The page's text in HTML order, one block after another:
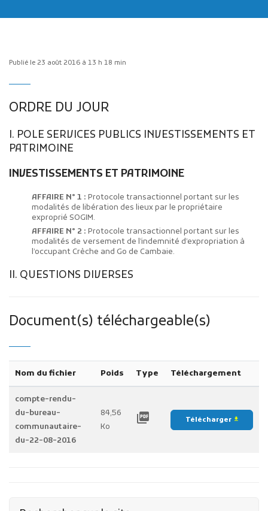
Publicité des actes
Projets financés par l'Europe
Plans d'accès
Publié le 23 août 2016 à 13 h 18 min
ORDRE DU JOUR
I. POLE SERVICES PUBLICS INVESTISSEMENTS ET
PATRIMOINE
INVESTISSEMENTS ET PATRIMOINE
AFFAIRE N° 1 : Protocole transactionnel portant sur les
modalités de libération des lieux par le propriétaire
exproprié SOGIM.
AFFAIRE N° 2 : Protocole transactionnel portant sur les
modalités de versement de l’indemnité d’expropriation à
l’occupant Crèche and Go de Cambaie.
II. QUESTIONS DIVERSES
Document(s) téléchargeable(s)
Nom du fichier Poids Type Téléchargement
compte-rendu-
du-bureau-
communautaire-
du-22-08-2016
84,56
Ko
picture_as_pdf Télécharger file_download